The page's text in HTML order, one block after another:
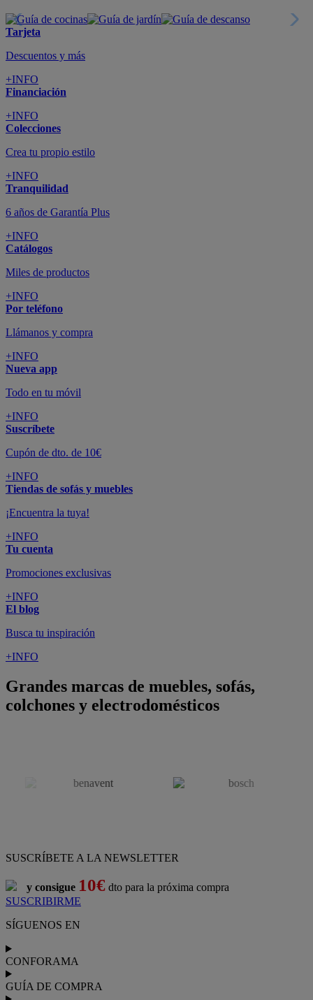
Tarjeta
Descuentos y más
+INFO
Financiación
+INFO
Colecciones
Crea tu propio estilo
+INFO
Tranquilidad
6 años de Garantía Plus
+INFO
Catálogos
Miles de productos
+INFO
Por teléfono
Llámanos y compra
+INFO
Nueva app
Todo en tu móvil
+INFO
Suscríbete
Cupón de dto. de 10€
+INFO
Tiendas de sofás y muebles
¡Encuentra la tuya!
+INFO
Tu cuenta
Promociones exclusivas
+INFO
El blog
Busca tu inspiración
+INFO
Grandes marcas de muebles, sofás,
colchones y electrodomésticos
SUSCRÍBETE A LA NEWSLETTER
y consigue 10€ dto para la próxima compra
SUSCRIBIRME
SÍGUENOS EN
CONFORAMA
GUÍA DE COMPRA